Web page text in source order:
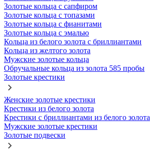
Золотые кольца с сапфиром
Золотые кольца с топазами
Золотые кольца с фианитами
Золотые кольца с эмалью
Кольца из белого золота с бриллиантами
Кольца из желтого золота
Мужские золотые кольца
Обручальные кольца из золота 585 пробы
Золотые крестики
Женские золотые крестики
Крестики из белого золота
Крестики с бриллиантами из белого золота
Мужские золотые крестики
Золотые подвески